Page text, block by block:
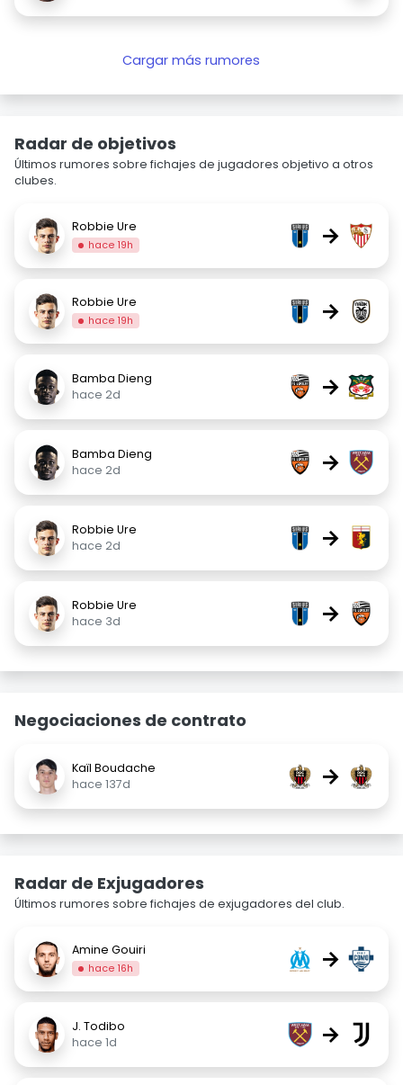
Cargar más rumores
Radar de objetivos
Últimos rumores sobre fichajes de jugadores objetivo a otros
clubes.
Robbie Ure
hace 19h →
Robbie Ure
hace 19h →
Bamba Dieng
hace 2d
→
Bamba Dieng
hace 2d
→
Robbie Ure
hace 2d
→
Robbie Ure
hace 3d
→
Negociaciones de contrato
Kaïl Boudache
hace 137d
→
Radar de Exjugadores
Últimos rumores sobre fichajes de exjugadores del club.
Amine Gouiri
hace 16h →
J. Todibo
hace 1d
→